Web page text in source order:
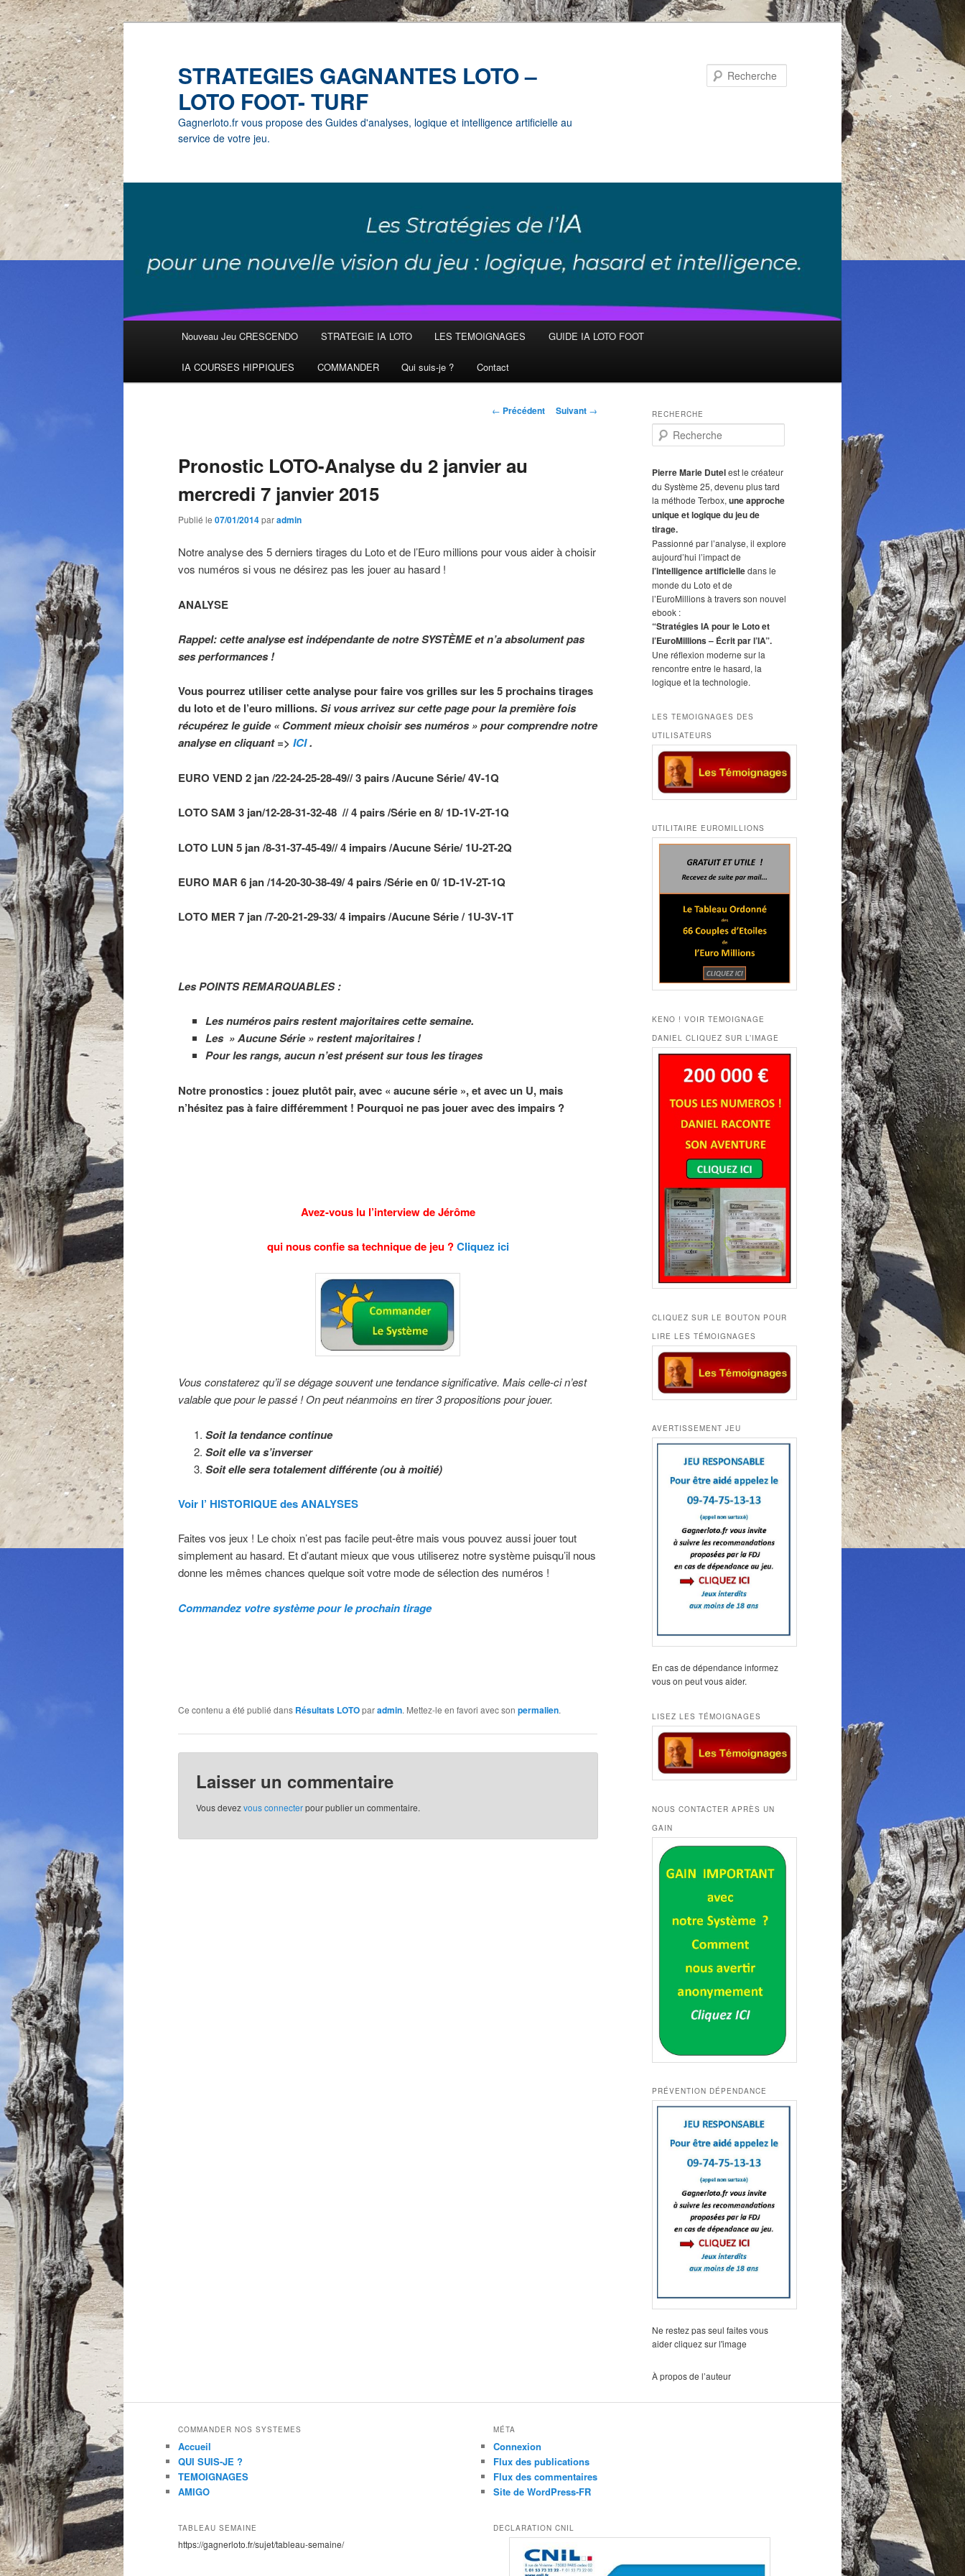
STRATEGIES GAGNANTES LOTO –
LOTO FOOT- TURF
Gagnerloto.fr vous propose des Guides d'analyses, logique et intelligence artificielle au
service de votre jeu.
Aller
au
Nouveau Jeu CRESCENDO STRATEGIE IA LOTO LES TEMOIGNAGES GUIDE IA LOTO FOOT
IA COURSES HIPPIQUES COMMANDER Qui suis-je ? Contact
Navigation
← Précédent Suivant →
Pronostic LOTO-Analyse du 2 janvier au
mercredi 7 janvier 2015
Publié le 07/01/2014paradmin
Notre analyse des 5 derniers tirages du Loto et de l’Euro millions pour vous aider à choisir
vos numéros si vous ne désirez pas les jouer au hasard !
ANALYSE
Rappel: cette analyse est indépendante de notre SYSTÈME et n’a absolument pas
ses performances !
Vous pourrez utiliser cette analyse pour faire vos grilles sur les 5 prochains tirages
du loto et de l’euro millions.Si vous arrivez sur cette page pour la première fois
récupérez le guide « Comment mieux choisir ses numéros »pour comprendre notre
analyseen cliquant => ICI.
EURO VEND 2 jan /22-24-25-28-49// 3 pairs /Aucune Série/ 4V-1Q
LOTO SAM 3 jan/12-28-31-32-48 // 4 pairs /Série en 8/ 1D-1V-2T-1Q
LOTO LUN 5 jan /8-31-37-45-49// 4 impairs /Aucune Série/ 1U-2T-2Q
EURO MAR 6 jan /14-20-30-38-49/ 4 pairs /Série en 0/ 1D-1V-2T-1Q
LOTO MER 7 jan /7-20-21-29-33/ 4 impairs /Aucune Série / 1U-3V-1T
Les POINTS REMARQUABLES :
Les numéros pairs restent majoritaires cette semaine.
Les » Aucune Série » restent majoritaires !
Pour les rangs, aucun n’est présent sur tous les tirages
Notre pronostics : jouez plutôt pair, avec « aucune série », et avec un U, mais
n’hésitez pas à faire différemment ! Pourquoi ne pas jouer avec des impairs ?
Avez-vous lu l’interview de Jérôme
qui nous confie sa technique de jeu ?Cliquez ici
Vous constaterez qu’il se dégage souvent une tendance significative. Mais celle-ci n’est
valable que pour le passé ! On peut néanmoins en tirer 3 propositions pour jouer.
Soit la tendance continue
Soit elle va s’inverser
Soit elle sera totalement différente (ou à moitié)
Voir l’ HISTORIQUE des ANALYSES
Faites vos jeux ! Le choix n’est pas facile peut-être mais vous pouvez aussi jouer tout
simplement au hasard. Et d’autant mieux que vous utiliserez notre système puisqu’il nous
donne les mêmes chances quelque soit votre mode de sélection des numéros !
Commandez votre système pour le prochain tirage
Ce contenu a été publié dans Résultats LOTOparadmin. Mettez-le en favori avec son permalien.
Laisser un commentaire
Vous devezvous connecterpour publier un commentaire.
RECHERCHE
e
h
e
r
c
h
e
Pierre Marie Dutelest le créateur
du Système 25, devenu plus tard
la méthode Terbox, une approche
unique et logique du jeu de
tirage.
Passionné par l’analyse, il explore
aujourd’hui l’impact de
l’intelligence artificielledans le
monde du Loto et de
l’EuroMillions à travers son nouvel
ebook :
“Stratégies IA pour le Loto et
l’EuroMillions – Écrit par l’IA”.
Une réflexion moderne sur la
rencontre entre le hasard, la
logique et la technologie.
LES TEMOIGNAGES DES
UTILISATEURS
UTILITAIRE EUROMILLIONS
KENO ! VOIR TEMOIGNAGE
DANIEL CLIQUEZ SUR L’IMAGE
CLIQUEZ SUR LE BOUTON POUR
LIRE LES TÉMOIGNAGES
AVERTISSEMENT JEU
En cas de dépendance informez
vous on peut vous aider.
LISEZ LES TÉMOIGNAGES
NOUS CONTACTER APRÈS UN
GAIN
PRÉVENTION DÉPENDANCE
Ne restez pas seul faites vous
aider cliquez sur l'image
À propos de l’auteur
COMMANDER NOS SYSTEMES
Accueil
QUI SUIS-JE ?
TEMOIGNAGES
AMIGO
TABLEAU SEMAINE
https://gagnerloto.fr/sujet/tableau-semaine/
MÉTA
Connexion
Flux des publications
Flux des commentaires
Site de WordPress-FR
DECLARATION CNIL